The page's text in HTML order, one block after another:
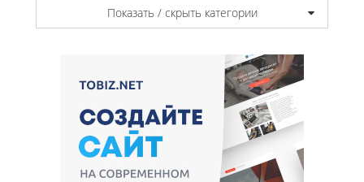
Показать / скрыть категории